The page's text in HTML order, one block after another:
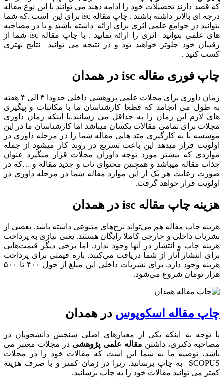
که قصد دارند تحصیلات خود را ادامه دهند می توانند با این نوع مقاله
درجه ای بالاتر داشته باشند . چاپ مقاله isc برای این است .که شما
بتوانید در جوامع علمی اثری برای ارائه داشته باشید و یا در مصاحبه
های علمی بتوانید اثری را ارائه نمایید . با چاپ مقاله isc شما از
رقیبان خود جلوتر خواهید بود و در نتیجه می توانید نتایج بهتری
کسب کنید .
چاپ فوری مقاله isc در همدان
زمان داوری برای مجلات علمی پژوهشی داخلی حدودا ۳ الی ۴ هفته
به طول می انجامد که قطعا کارشناسان ما با مکاتبات و پیگیری
های لازم این زمان را به حداقل می رسانند.با اینکه زمان داوری
مجلات برای تمامی مقالات یکسان میباشد اما کارشناسان ما در این
موسسه با به کارگیری متد هایی مقاله شما را در مرحله داوری در
اولویت قرار میدهد این باعث تسریع در روند کار میشود از جمله
مواردی که بیشتر مورد توجه داوران مجلات قرار میگیرد عنوان
جذاب مقاله میباشد و همچنین محتوای ناب و جدید مقاله و …که در
صورت رعایت هر یک از این موارد مقاله شما در مرحله داوری در
اولویت قرار خواهد گرفت.
هزینه چاپ مقاله isc در همدان
هزینه چاپ مقاله هم می‌تواند نرخ‌های متنوعی داشته باشد. بعضی از
نشریات داخلی و خارجی کاملا رایگان هستند. یعنی نیازی به پرداخت
هزینه چاپ و انتشار در آنها وجود ندارد. اما برخی دیگر قیمت‌هایی
برای انتشار آثار از شما دریافت می‌کنند. بازه قیمتی برای پرداخت
هزینه وجود دارد. برای نشریات داخلی این مبلغ از حول ۴۰۰ تا ۵۰۰
هزار تومان شروع می‌شود.
چاپ مقاله اسکوپوس در همدان
با توجه به اینکه یکی از معیارهای اصلی سنجش دانشجویان در
مصاحبه دکتری، داشتن مقاله علمی پژوهشی در مجلات معتبر می
باشد، توصیه ما به شما این است که مقالات خود را در مجلات
SCOPUS به چاپ برسانید. زیرا در زمان کمتر و با صرف هزینه
کمتر می توانید مقالات خود را به چاپ برسانید.